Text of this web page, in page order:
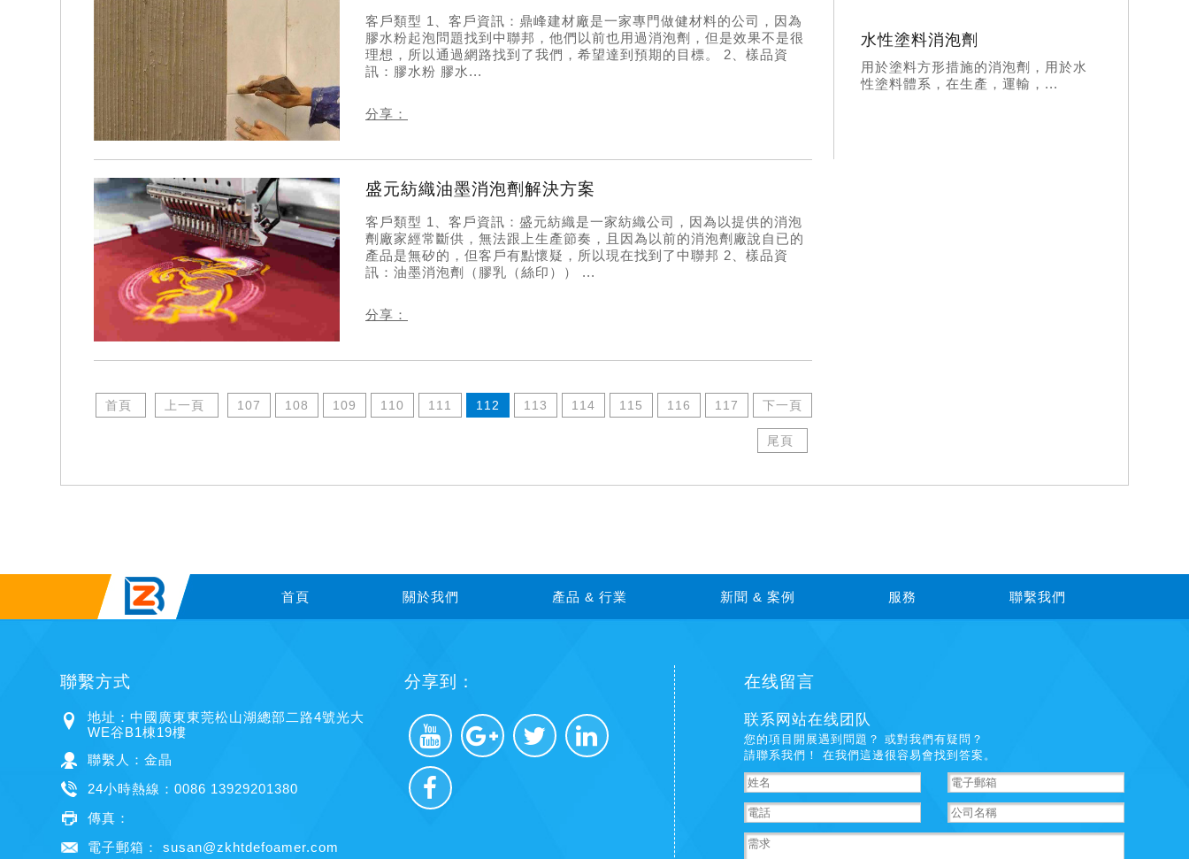
客戶類型 1、客戶資訊：鼎峰建材廠是一家專門做健材料的公司，因為
膠水粉起泡問題找到中聯邦，他們以前也用過消泡劑，但是效果不是很
理想，所以通過網路找到了我們，希望達到預期的目標。 2、樣品資
訊：膠水粉 膠水...
分享：
盛元紡織油墨消泡劑解決方案
客戶類型 1、客戶資訊：盛元紡織是一家紡織公司，因為以提供的消泡
劑廠家經常斷供，無法跟上生產節奏，且因為以前的消泡劑廠說自已的
產品是無矽的，但客戶有點懷疑，所以現在找到了中聯邦 2、樣品資
訊：油墨消泡劑（膠乳（絲印）） ...
分享：
首頁 上一頁 107 108 109 110 111 112 113 114 115 116 117 下一頁
尾頁
水性塗料消泡劑
用於塗料方形措施的消泡劑，用於水
性塗料體系，在生產，運輸，...
首頁 關於我們 產品 & 行業 新聞 & 案例 服務 聯繫我們
聯繫方式
地址：中國廣東東莞松山湖總部二路4號光大
WE谷B1棟19樓
聯繫人：金晶
24小時熱線：0086 13929201380
傳真：
電子郵箱： susan@zkhtdefoamer.com
分享到： 在线留言
联系网站在线团队
您的項目開展遇到問題？ 或對我們有疑問？
請聯系我們！ 在我們這邊很容易會找到答案。